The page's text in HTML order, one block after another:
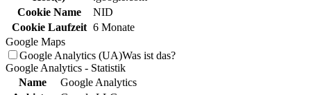
Cookie Name
NID
Cookie Laufzeit 6 Monate
Google Maps
Google Analytics (UA)Was ist das?
Google Analytics - Statistik
Name
Google Analytics